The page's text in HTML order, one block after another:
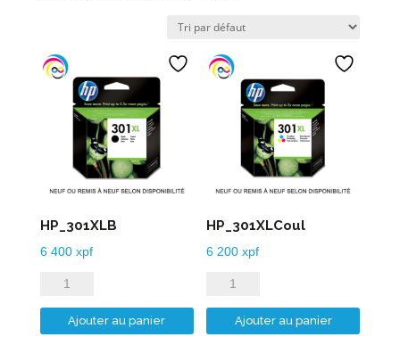
HP_301XLB
6 400 xpf
quantité
de
HP_301XLB
Ajouter au panier
HP_301XLCoul
6 200xpf
quantité
de
HP_301XLCoul
Ajouter au panier